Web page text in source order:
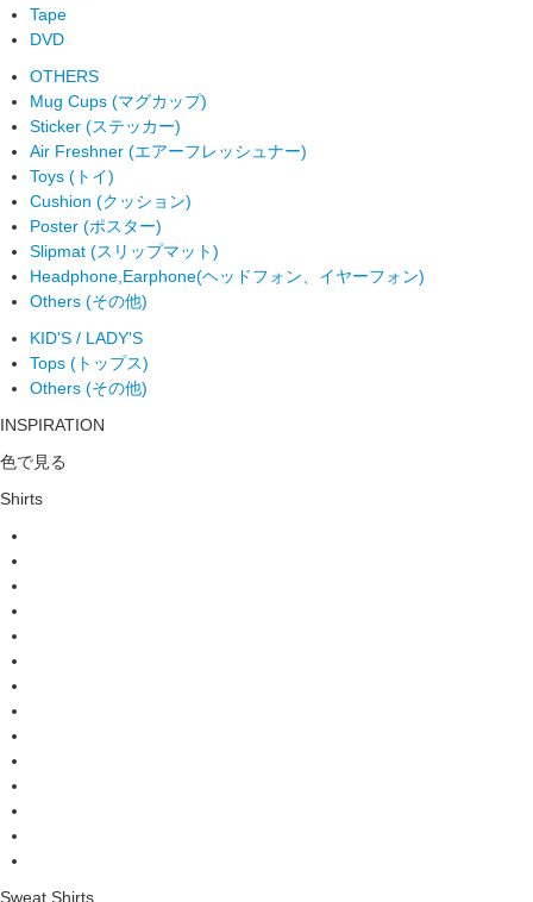
Tape
DVD
OTHERS
Mug Cups (マグカップ)
Sticker (ステッカー)
Air Freshner (エアーフレッシュナー)
Toys (トイ)
Cushion (クッション)
Poster (ポスター)
Slipmat (スリップマット)
Headphone,Earphone(ヘッドフォン、イヤーフォン)
Others (その他)
KID'S / LADY'S
Tops (トップス)
Others (その他)
INSPIRATION
色で見る
Shirts
Sweat Shirts